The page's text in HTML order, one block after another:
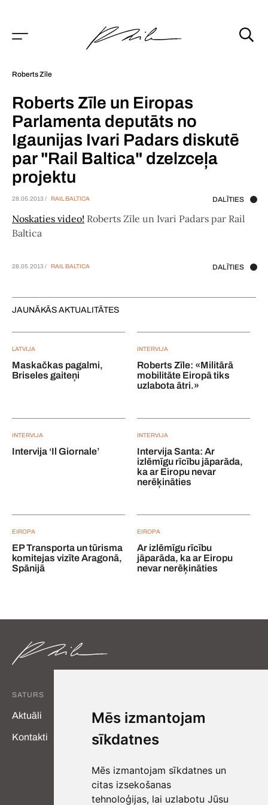
Mēs izmantojam
sīkdatnes
Mēs izmantojam sīkdatnes un
citas izsekošanas
tehnoloģijas, lai uzlabotu Jūsu
Roberts Zīle
Roberts Zīle un Eiropas
Parlamenta deputāts no
Igaunijas Ivari Padars diskutē
par "Rail Baltica" dzelzceļa
projektu
28.05.2013 / RAIL BALTICA DALĪTIES
Noskaties video! Roberts Zīle un Ivari Padars par Rail
Baltica
28.05.2013 / RAIL BALTICA DALĪTIES
JAUNĀKĀS AKTUALITĀTES
LATVIJA
Maskačkas pagalmi,
Briseles gaiteņi
INTERVIJA
Roberts Zīle: «Militārā
mobilitāte Eiropā tiks
uzlabota ātri.»
INTERVIJA
Intervija ‘Il Giornale’
INTERVIJA
Intervija Santa: Ar
izlēmīgu rīcību jāparāda,
ka ar Eiropu nevar
nerēķināties
EIROPA
EP Transporta un tūrisma
komitejas vizīte Aragonā,
Spānijā
EIROPA
Ar izlēmīgu rīcību
jāparāda, ka ar Eiropu
nevar nerēķināties
SATURS
Aktuāli
Kontakti
ECR grupa
ECR YouTube
Eiropas Parlaments
Ekonomistu Apvienība